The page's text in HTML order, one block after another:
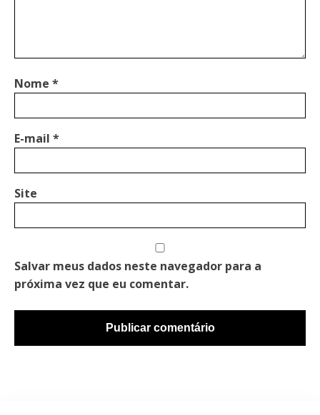
Nome *
E-mail *
Site
Salvar meus dados neste navegador para a
próxima vez que eu comentar.